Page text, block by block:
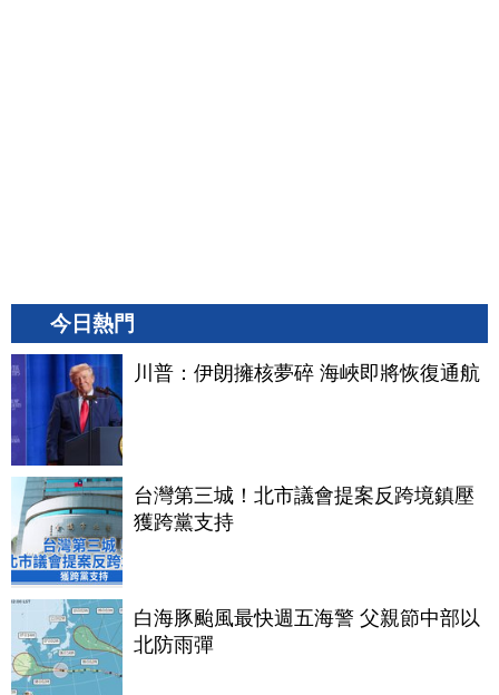
今日熱門
川普：伊朗擁核夢碎 海峽即將恢復通航
台灣第三城！北市議會提案反跨境鎮壓
獲跨黨支持
白海豚颱風最快週五海警 父親節中部以
北防雨彈